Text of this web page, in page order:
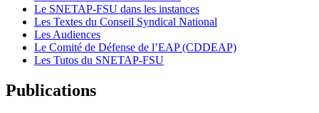
Le SNETAP-FSU dans les instances
Les Textes du Conseil Syndical National
Les Audiences
Le Comité de Défense de l’EAP (CDDEAP)
Les Tutos du SNETAP-FSU
Publications